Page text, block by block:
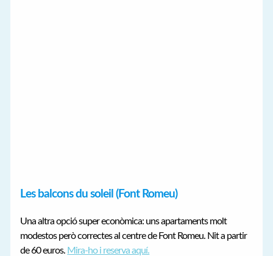
Les balcons du soleil (Font Romeu)
Una altra opció super econòmica: uns apartaments molt
modestos però correctes al centre de Font Romeu. Nit a partir
de 60 euros. Mira-ho i reserva aquí.